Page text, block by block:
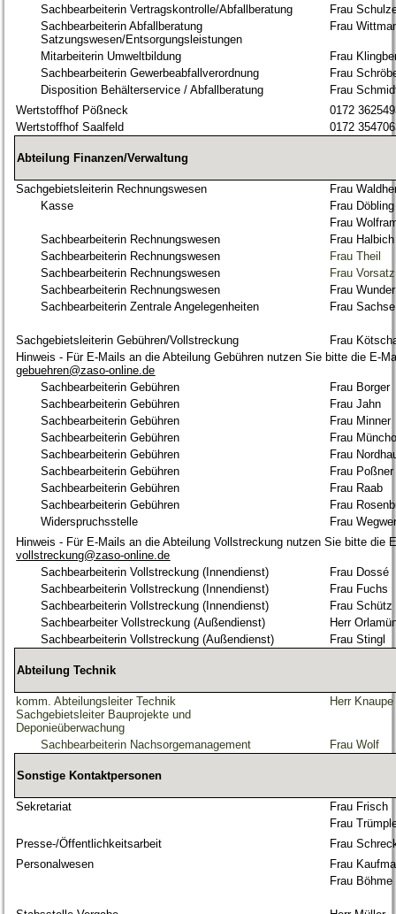
Sachbearbeiterin Vertragskontrolle/Abfallberatung
Frau
Sachbearbeiterin Abfallberatung
Satzungswesen/Entsorgungsleistungen
Frau
Mitarbeiterin Umweltbildung
Frau
Sachbearbeiterin Gewerbeabfallverordnung
Frau
Disposition Behälterservice / Abfallberatung
Frau
Wertstoffhof Pößneck
0172
Wertstoffhof Saalfeld
0172
Abteilung Finanzen/Verwaltung
Sachgebietsleiterin Rechnungswesen
Frau
Kasse
Frau Döbling
Frau
Sachbearbeiterin Rechnungswesen
Frau Halbich
Sachbearbeiterin Rechnungswesen
Frau Theil
Sachbearbeiterin Rechnungswesen
Frau Vorsatz
Sachbearbeiterin Rechnungswesen
Frau Wunder
Sachbearbeiterin Zentrale Angelegenheiten
Frau Sachse
Sachgebietsleiterin Gebühren/Vollstreckung
Frau
Hinweis - Für E-Mails an die Abteilung Gebühren nutzen Sie bitte die E-
gebuehren@zaso-online.de
Sachbearbeiterin Gebühren
Frau Borger
Sachbearbeiterin Gebühren
FrauJahn
Sachbearbeiterin Gebühren
Frau Minner
Sachbearbeiterin Gebühren
Frau
Sachbearbeiterin Gebühren
Frau
Sachbearbeiterin Gebühren
Frau Poßner
Sachbearbeiterin Gebühren
Frau Raab
Sachbearbeiterin Gebühren
Frau
Widerspruchsstelle
Frau
Hinweis - Für E-Mails an die Abteilung Vollstreckung nutzen Sie bitte die
vollstreckung@zaso-online.de
Sachbearbeiterin Vollstreckung (Innendienst)
Frau Dossé
Sachbearbeiterin Vollstreckung (Innendienst)
Frau Fuchs
Sachbearbeiterin Vollstreckung (Innendienst)
Frau Schütz
Sachbearbeiter Vollstreckung (Außendienst)
Herr
Sachbearbeiterin Vollstreckung (Außendienst)
Frau Stingl
Abteilung Technik
komm. Abteilungsleiter Technik
Sachgebietsleiter Bauprojekte und
Deponieüberwachung
Herr Knaupe
Sachbearbeiterin Nachsorgemanagement Frau Wolf
Sonstige Kontaktpersonen
Sekretariat
Frau Frisch
Frau
Presse-/Öffentlichkeitsarbeit
Frau
Personalwesen
Frau
Frau Böhme